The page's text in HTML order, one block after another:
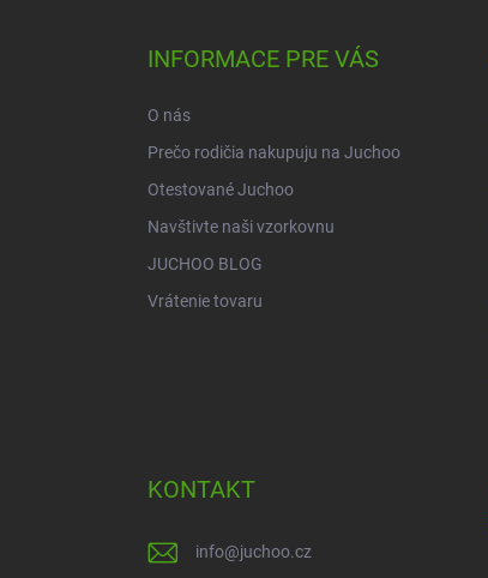
INFORMACE PRE VÁS
O nás
Prečo rodičia nakupuju na Juchoo
Otestované Juchoo
Navštivte naši vzorkovnu
JUCHOO BLOG
Vrátenie tovaru
KONTAKT
info@juchoo.cz